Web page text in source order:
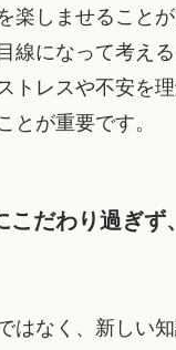
楽しませることが
線になって考え
トレスや不安を
とが重要です。
こだわり過ぎず
はなく、新しい